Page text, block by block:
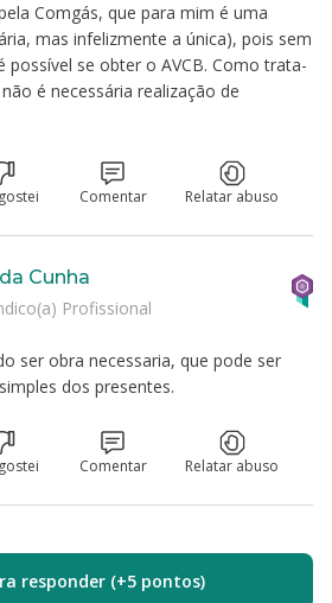
Comgás, que para mim é uma
mas infelizmente a única), pois sem
possível se obter o AVCB. Como trata-
é necessária realização de
Comentar Relatar abuso
ser obra necessaria, que pode ser
dos presentes.
Cunha
Profissional
Comentar Relatar abuso
responder (+5 pontos)